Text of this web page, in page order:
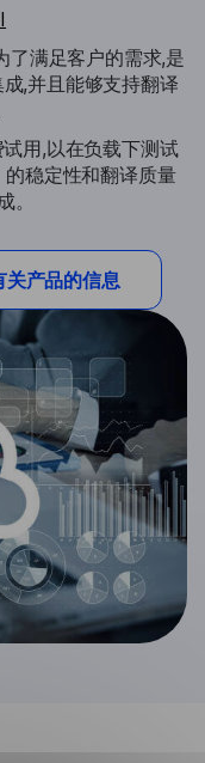
了满足客户的需求,是
,并且能够支持翻译
用,以在负载下测试
稳定性和翻译质量
。
关产品的信息